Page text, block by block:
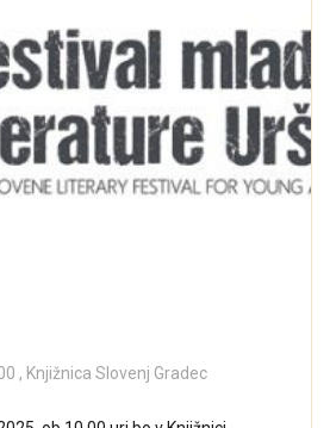
, Knjižnica Slovenj Gradec